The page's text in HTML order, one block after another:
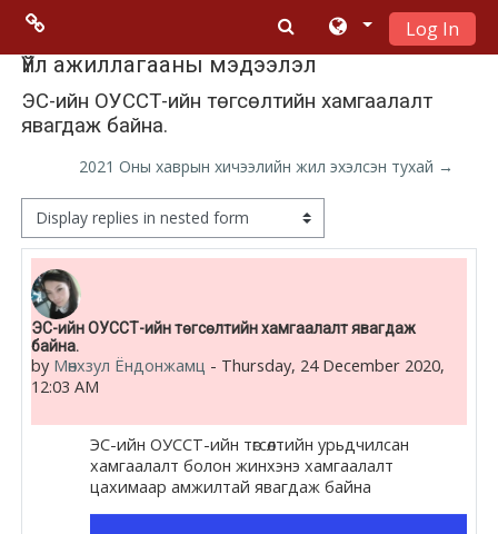
Menu 2
Moodle
community
Moodle
free support
Moodle
development
Moodle
Docs
Log In
Үйл ажиллагааны мэдээлэл
ЭС-ийн ОУССТ-ийн төгсөлтийн хамгаалалт
явагдаж байна.
2021 Оны хаврын хичээлийн жил эхэлсэн тухай →
Display mode
ЭС-ийн ОУССТ-ийн төгсөлтийн хамгаалалт явагдаж
байна.
by Мөнхзул Ёндонжамц - Thursday, 24 December 2020,
12:03 AM
Number of replies: 0
ЭС-ийн ОУССТ-ийн төгсөлтийн урьдчилсан
хамгаалалт болон жинхэнэ хамгаалалт
цахимаар амжилтай явагдаж байна